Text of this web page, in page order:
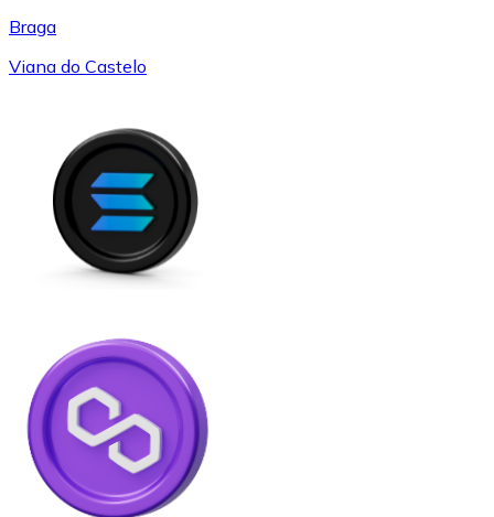
Braga
Viana do Castelo